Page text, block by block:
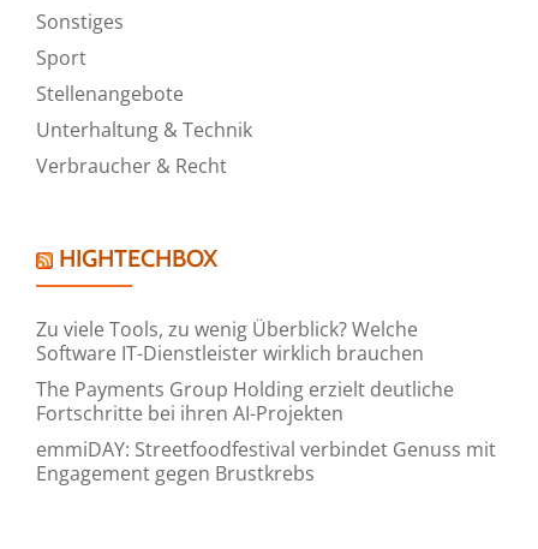
Sonstiges
Sport
Stellenangebote
Unterhaltung & Technik
Verbraucher & Recht
HIGHTECHBOX
Zu viele Tools, zu wenig Überblick? Welche
Software IT-Dienstleister wirklich brauchen
The Payments Group Holding erzielt deutliche
Fortschritte bei ihren AI-Projekten
emmiDAY: Streetfoodfestival verbindet Genuss mit
Engagement gegen Brustkrebs